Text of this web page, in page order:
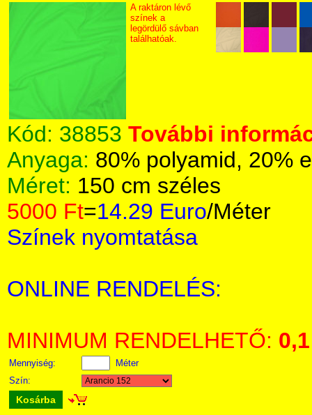
A raktáron lévő
színek a
legördülő sávban
találhatóak.
Kód: 38853 További
Anyaga: 80% polyamid, 20%
Méret: 150 cm széles
5000 Ft=14.29 Euro/Méter
Színek nyomtatása
ONLINE RENDELÉS:
MINIMUM RENDELHETŐ: 0,1
Mennyiség:
Méter
Szín:
Kosárba